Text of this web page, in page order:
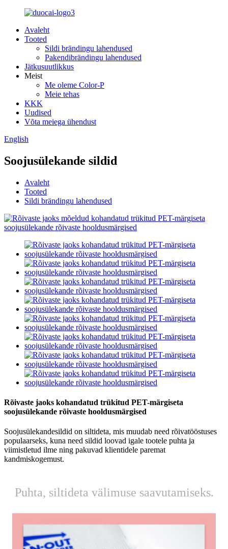
Avaleht
Tooted
Sildi brändingu lahendused
Pakendibrändingu lahendused
Jätkusuutlikkus
Meist
Me oleme Color-P
Meie tehas
KKK
Uudised
Võta meiega ühendust
English
Soojusülekande sildid
Avaleht
Tooted
Sildi brändingu lahendused
Rõivaste jaoks kohandatud trükitud PET-märgiseta
soojusülekande rõivaste hooldusmärgised
Soojusülekandesildid on siltideta, mis muudab need rõivatööstuses
populaarseks, kuna need sildid loovad igale tootele puhta ja
viimistletud ilme ning pakuvad klientidele paremat
kandmiskogemust.
Puhta, siltideta välimuse saavutamiseks.